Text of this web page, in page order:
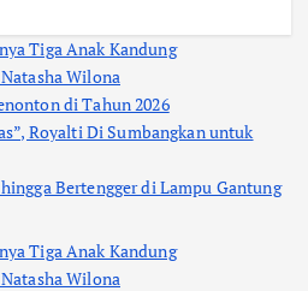
Tiga Anak Kandung
Wilona
di Tahun 2026
Royalti Di Sumbangkan untuk
Bertengger di Lampu Gantung
Tiga Anak Kandung
Wilona